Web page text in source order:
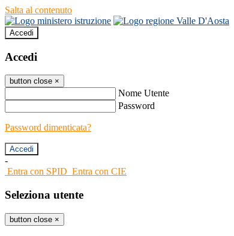
Salta al contenuto
Accedi
Accedi
button close ×
Nome Utente
Password
Password dimenticata?
-
Entra con SPID Entra con CIE
Seleziona utente
button close ×